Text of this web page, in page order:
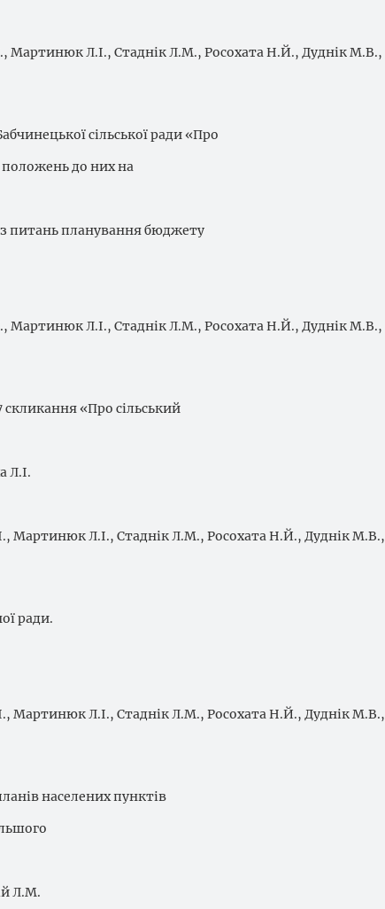
Мартинюк Л.І., Стаднік Л.М., Росохата Н.Й., Дуднік М.В.,
сільської ради «Про
положень до них на
з питань планування бюджету
Мартинюк Л.І., Стаднік Л.М., Росохата Н.Й., Дуднік М.В.,
скликання «Про сільський
Л.І.
Мартинюк Л.І., Стаднік Л.М., Росохата Н.Й., Дуднік М.В.,
ради.
Мартинюк Л.І., Стаднік Л.М., Росохата Н.Й., Дуднік М.В.,
населених пунктів
Л.М.